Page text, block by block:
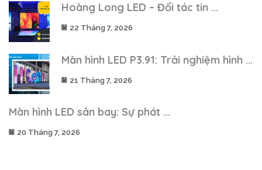
Hoàng Long LED – Đối tác tin ...
22 Tháng 7, 2026
Màn hình LED P3.91: Trải nghiệm hình ...
21 Tháng 7, 2026
Màn hình LED sân bay: Sự phát ...
20 Tháng 7, 2026